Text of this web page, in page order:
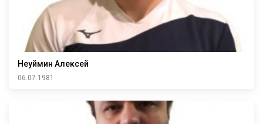
Неуймин Алексей
06.07.1981